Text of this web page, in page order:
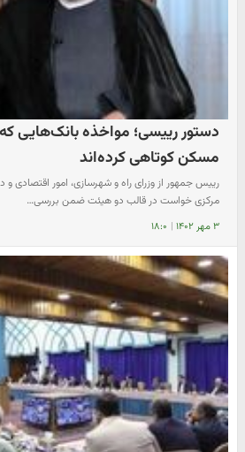
دستور رییسی؛ مواخذه بانک‌هایی
مسکن کوتاهی کرده‌اند
رییس جمهور از وزرای راه و شهرسازی، امور اقتصادی
مرکزی خواست در قالب دو هیئت ضمن بررسی…
۳ مهر ۱۴۰۲ | ۱۸:۰